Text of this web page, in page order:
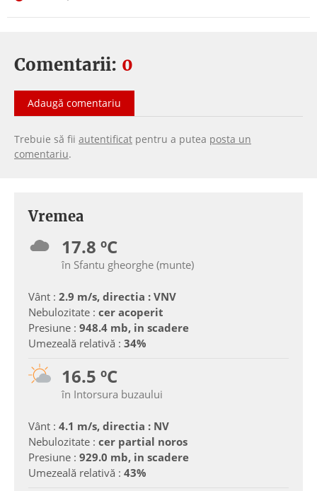
Comentarii: 0
Adaugă comentariu
Trebuie să fii autentificat pentru a putea posta un
comentariu.
Vremea
17.8 ºC
în Sfantu gheorghe (munte)
Vânt : 2.9 m/s, directia : VNV
Nebulozitate : cer acoperit
Presiune : 948.4 mb, in scadere
Umezeală relativă : 34%
16.5 ºC
în Intorsura buzaului
Vânt : 4.1 m/s, directia : NV
Nebulozitate : cer partial noros
Presiune : 929.0 mb, in scadere
Umezeală relativă : 43%